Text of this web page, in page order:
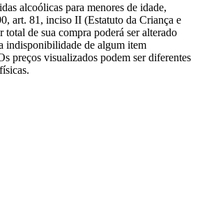
alcoólicas para menores de idade,
art. 81, inciso II (Estatuto da Criança e
de sua compra poderá ser alterado
indisponibilidade de algum item
preços visualizados podem ser diferentes